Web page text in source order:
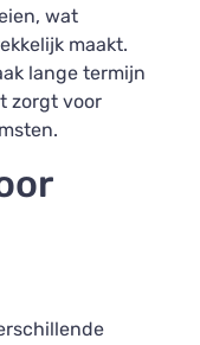
wat
maakt.
lange termijn
zorgt voor